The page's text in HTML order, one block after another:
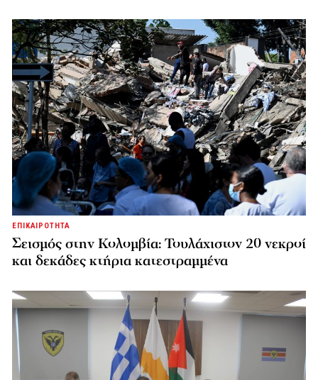
ΕΠΙΚΑΙΡΟΤΗΤΑ
Σεισμός στην Κολομβία: Τουλάχιστον 20 νεκροί
και δεκάδες κτήρια κατεστραμμένα